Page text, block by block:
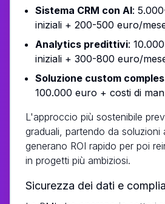
Sistema CRM con AI:
iniziali + 200-500 euro/
Analytics predittivi:
iniziali + 300-800 euro/
Soluzione custom
100.000 euro + costi di
L'approccio più sostenibile
graduali, partendo da
generano ROI rapido per poi
in progetti più ambiziosi.
Sicurezza dei dati e